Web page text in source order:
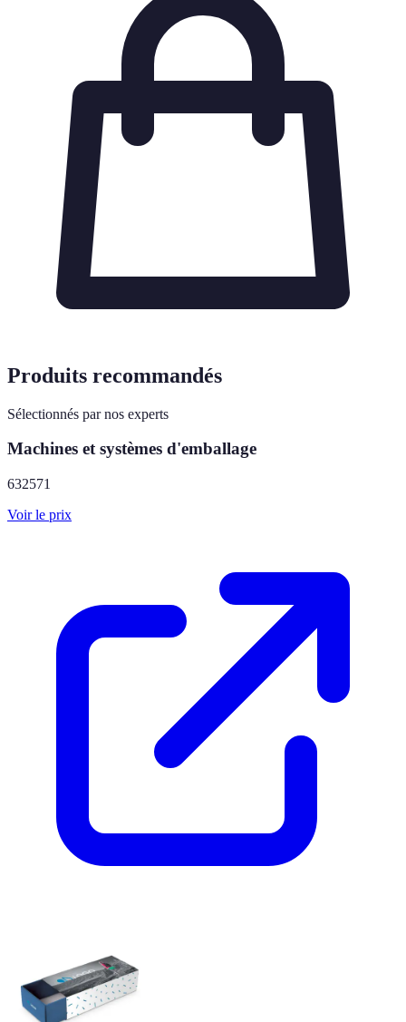
Produits recommandés
Sélectionnés par nos experts
Machines et systèmes d'emballage
632571
Voir le prix